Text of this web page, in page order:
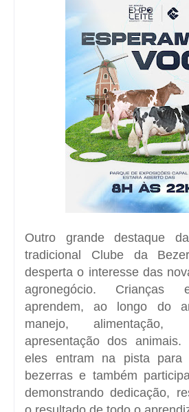
Outro grande destaque
tradicional Clube da
desperta o interesse das
agronegócio. Crianças
aprendem, ao longo do
manejo, alimentação,
apresentação dos
eles entram na pista para
bezerras e também
demonstrando dedicação,